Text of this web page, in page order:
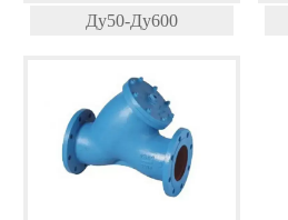
Ду50-Ду600